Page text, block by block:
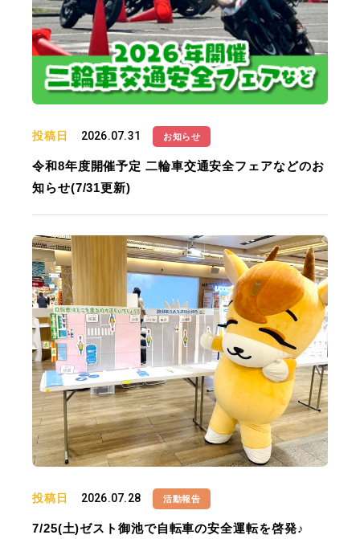
投稿日 2026.07.31 お知らせ
令和8年度開催予定 二輪車交通安全フェアなどのお
知らせ(7/31更新)
投稿日 2026.07.28 活動報告
7/25(土)ゼスト御池で自転車の安全運転を啓発♪